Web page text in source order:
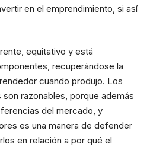
en el emprendimiento, si así
equitativo y está
recuperándose la
cuando produjo. Los
razonables, porque además
del mercado, y
es una manera de defender
en relación a por qué el